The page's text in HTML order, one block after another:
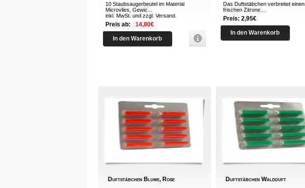
10 Staubsaugerbeutel im Material
Microvlies, Gewic...
inkl. MwSt. und zzgl. Versand
Preis ab: 14,80€
In den Warenkorb
Das Duftstäbchen verbreitet einen
frischen Zitrone...
Preis: 2,95€
In den Warenkorb
Duftstäbchen Blume, Rose Duftstäbchen Waldduft